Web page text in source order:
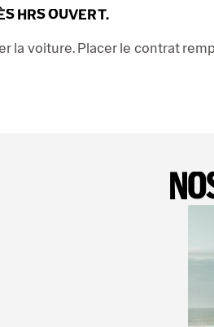
HRS OUVERT.
la voiture. Placer le contrat